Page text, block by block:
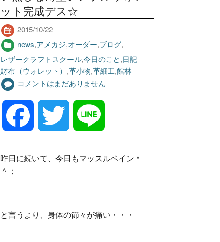
ット完成デス☆
2015/10/22
news,アメカジ,オーダー,ブログ,
レザークラフトスクール,今日のこと,日記,
財布（ウォレット） ,革小物,革細工,館林
コメントはまだありません
e
昨日に続いて、今日もマッスルペイン＾
＾；
と言うより、身体の節々が痛い・・・